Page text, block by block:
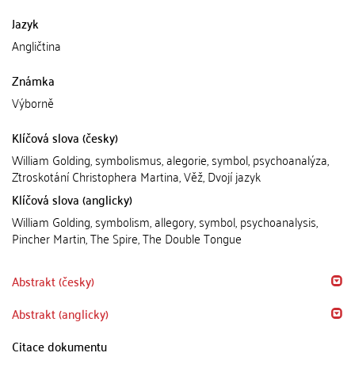
Jazyk
Angličtina
Známka
Výborně
Klíčová slova (česky)
William Golding, symbolismus, alegorie, symbol, psychoanalýza,
Ztroskotání Christophera Martina, Věž, Dvojí jazyk
Klíčová slova (anglicky)
William Golding, symbolism, allegory, symbol, psychoanalysis,
Pincher Martin, The Spire, The Double Tongue
Abstrakt (česky)
Abstrakt (anglicky)
Citace dokumentu